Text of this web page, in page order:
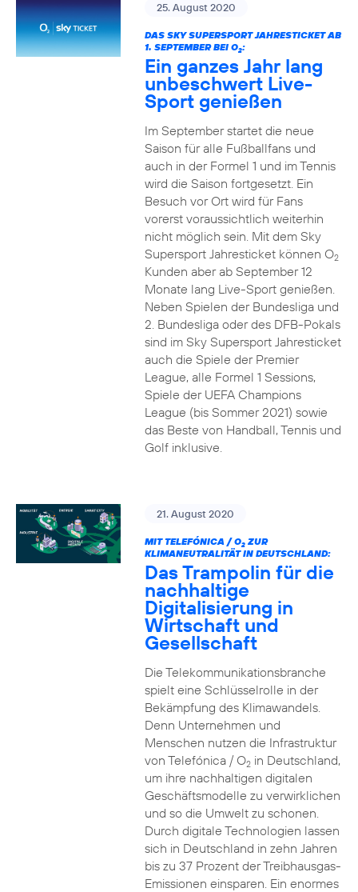
25. August 2020
DAS SKY SUPERSPORT JAHRESTICKET AB
1. SEPTEMBER BEI O2:
Ein ganzes Jahr lang
unbeschwert Live-
Sport genießen
Im September startet die neue
Saison für alle Fußballfans und
auch in der Formel 1 und im Tennis
wird die Saison fortgesetzt. Ein
Besuch vor Ort wird für Fans
vorerst voraussichtlich weiterhin
nicht möglich sein. Mit dem Sky
Supersport Jahresticket können O2
Kunden aber ab September 12
Monate lang Live-Sport genießen.
Neben Spielen der Bundesliga und
2. Bundesliga oder des DFB-Pokals
sind im Sky Supersport Jahresticket
auch die Spiele der Premier
League, alle Formel 1 Sessions,
Spiele der UEFA Champions
League (bis Sommer 2021) sowie
das Beste von Handball, Tennis und
Golf inklusive.
21. August 2020
MIT TELEFÓNICA / O2ZUR
KLIMANEUTRALITÄT IN DEUTSCHLAND:
Das Trampolin für die
nachhaltige
Digitalisierung in
Wirtschaft und
Gesellschaft
Die Telekommunikationsbranche
spielt eine Schlüsselrolle in der
Bekämpfung des Klimawandels.
Denn Unternehmen und
Menschen nutzen die Infrastruktur
von Telefónica / O2in Deutschland,
um ihre nachhaltigen digitalen
Geschäftsmodelle zu verwirklichen
und so die Umwelt zu schonen.
Durch digitale Technologien lassen
sich in Deutschland in zehn Jahren
bis zu 37 Prozent der Treibhausgas-
Emissionen einsparen. Ein enormes